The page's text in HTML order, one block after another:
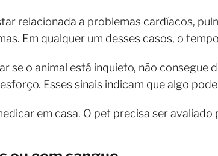
relacionada a problemas cardíacos,
Em qualquer um desses casos, o
se o animal está inquieto, não consegue
Esses sinais indicam que algo
em casa. O pet precisa ser